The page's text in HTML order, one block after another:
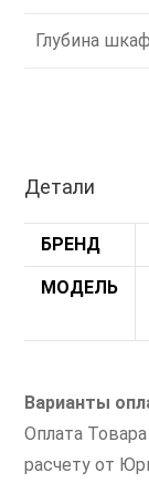
Глубина
Детали
БРЕНД
МОДЕЛЬ
Варианты
Оплата
расчету от